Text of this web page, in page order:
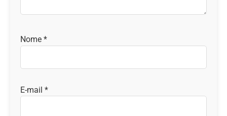
Nome *
E-mail *